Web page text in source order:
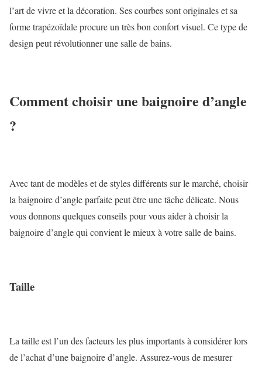
l’art de vivre et la décoration. Ses courbes sont originales et sa
forme trapézoïdale procure un très bon confort visuel. Ce type de
design peut révolutionner une salle de bains.
Comment choisir une baignoire d’angle
?
Avec tant de modèles et de styles différents sur le marché, choisir
la baignoire d’angle parfaite peut être une tâche délicate. Nous
vous donnons quelques conseils pour vous aider à choisir la
baignoire d’angle qui convient le mieux à votre salle de bains.
Taille
La taille est l’un des facteurs les plus importants à considérer lors
de l’achat d’une baignoire d’angle. Assurez-vous de mesurer